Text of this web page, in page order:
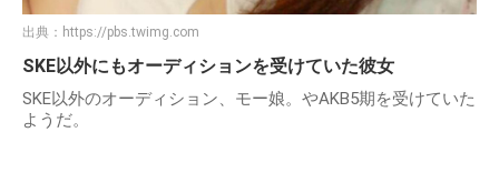
出典： https://pbs.twimg.com
SKE以外にもオーディションを受けていた彼女
SKE以外のオーディション、モー娘。やAKB5期を受けていた
ようだ。